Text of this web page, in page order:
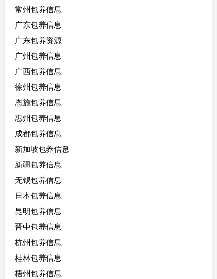
常州包养信息
广东包养信息
广东包养资源
广州包养信息
广西包养信息
徐州包养信息
恩施包养信息
惠州包养信息
成都包养信息
新加坡包养信息
新疆包养信息
无锡包养信息
日本包养信息
昆明包养信息
晋中包养信息
杭州包养信息
桂林包养信息
梧州包养信息